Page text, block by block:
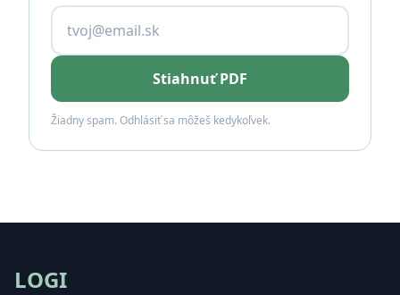
Stiahnuť PDF
Žiadny spam. Odhlásiť sa môžeš kedykoľvek.
LOGI